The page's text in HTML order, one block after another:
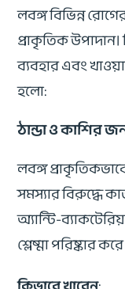
লবঙ্গ বিভিন্ন
প্রাকৃতিক
ব্যবহার এবং
হলো:
ঠান্ডা ও কাশির
লবঙ্গ
সমস্যার বিরুদ্ধে
অ্যান্টি-
শ্লেষ্মা পরিষ্কার